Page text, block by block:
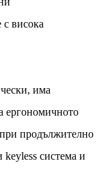
висока
има
ергономичното
продължително
система и